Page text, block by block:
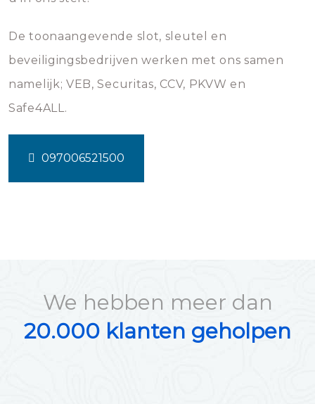
De toonaangevende slot, sleutel en
beveiligingsbedrijven werken met ons samen
namelijk; VEB, Securitas, CCV, PKVW en
Safe4ALL.
097006521500
We hebben meer dan
20.000 klanten geholpen